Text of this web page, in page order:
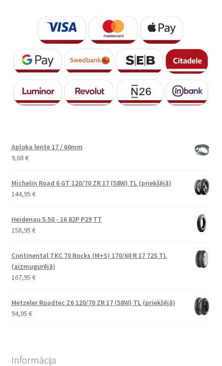
Aploka lente 17 / 60mm
9,68 €
Michelin Road 6 GT 120/70 ZR 17 (58W) TL (priekšējā)
144,95 €
Heidenau 5.50 - 16 82P P29 TT
158,95 €
Continental TKC 70 Rocks (M+S) 170/60 R 17 72S TL
(aizmugurējā)
167,95 €
Metzeler Roadtec Z6 120/70 ZR 17 (58W) TL (priekšējā)
94,95 €
Informācija